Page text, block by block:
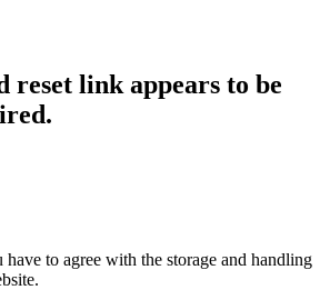
reset link appears to be
to agree with the storage and handling